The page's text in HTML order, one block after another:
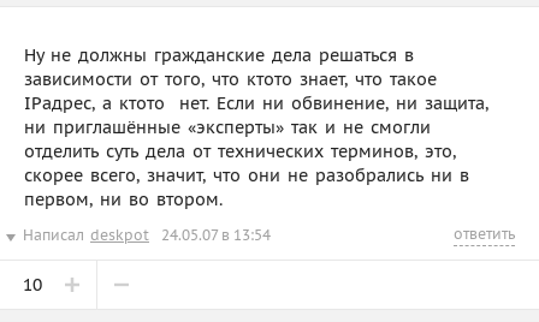
Ну не должны гражданские дела решаться в
зависимости от того, что ктото знает, что такое
IPадрес, а ктото  нет. Если ни обвинение, ни защита,
ни приглашённые «эксперты» так и не смогли
отделить суть дела от технических терминов, это,
скорее всего, значит, что они не разобрались ни в
первом, ни во втором.
Написал deskpot 24.05.07 в 13:54 ответить
10